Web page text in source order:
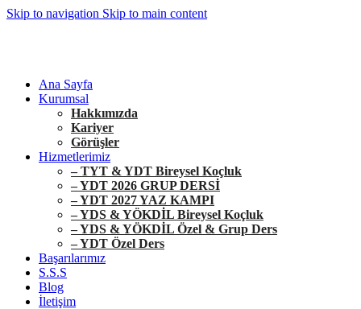
Skip to navigation Skip to main content
Ana Sayfa
Kurumsal
Hakkımızda
Kariyer
Görüşler
Hizmetlerimiz
– TYT & YDT Bireysel Koçluk
– YDT 2026 GRUP DERSİ
– YDT 2027 YAZ KAMPI
– YDS & YÖKDİL Bireysel Koçluk
– YDS & YÖKDİL Özel & Grup Ders
– YDT Özel Ders
Başarılarımız
S.S.S
Blog
İletişim